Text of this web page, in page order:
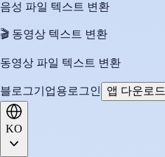
음성 파일 텍스트 변환
🎬 동영상 텍스트 변환
동영상 파일 텍스트 변환
블로그기업용 로그인 앱 다운로드
KO